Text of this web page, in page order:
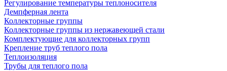
Регулирование температуры теплоносителя
Демпферная лента
Коллекторные группы
Коллекторные группы из нержавеющей стали
Комплектующие для коллекторных групп
Крепление труб теплого пола
Теплоизоляция
Трубы для теплого пола